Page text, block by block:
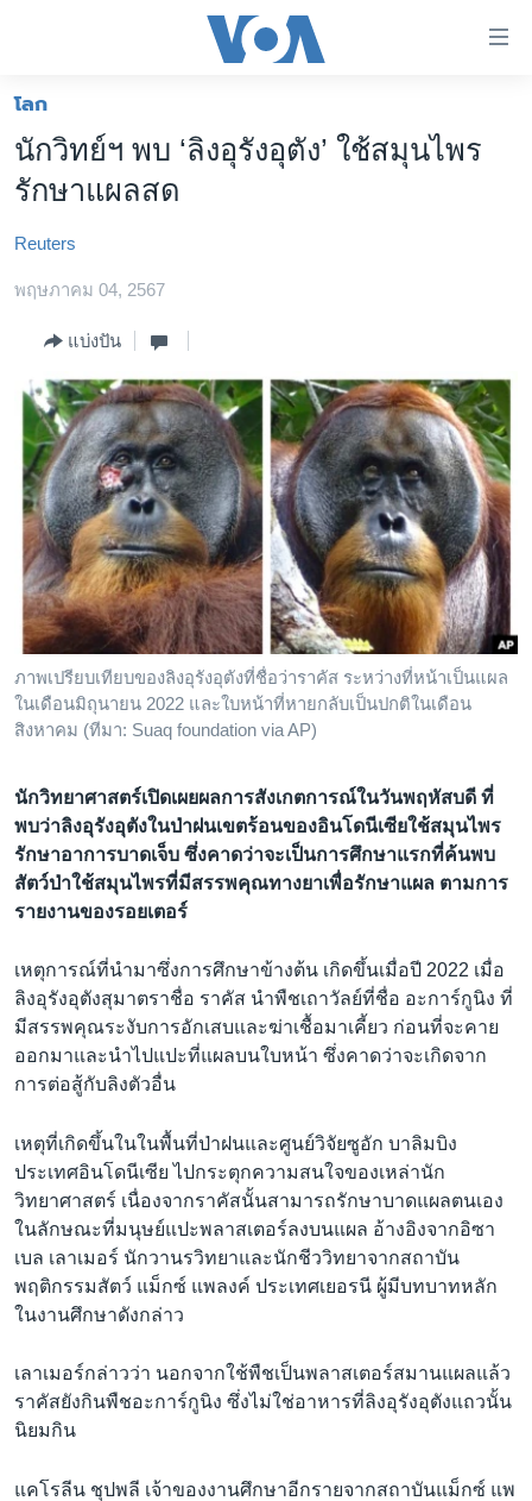
ต่อ
ข้าม
ไป
เนื้อหา
ข้าม
ไป
การ
ค้นหา
โลก
เอเชีย
สหรัฐฯ
ไทย
ธุรกิจ
วิทยาศาสตร์
สังคมและสุขภาพ
ไลฟ์สไตล์
ตรวจสอบข่าว
เรียนรู้ภาษาอังกฤษ
พอดคาสต์
ติดตามเรา
โลก
นักวิทย์ฯ พบ ‘ลิงอุรังอุตัง’ ใช้สมุนไพร
รักษาแผลสด
Reuters
พฤษภาคม 04, 2567
แบ่งปัน
ภาพเปรียบเทียบของลิงอุรังอุตังที่ชื่อว่าราคัส ระหว่างที่หน้าเป็นแผล
ในเดือนมิถุนายน 2022 และใบหน้าที่หายกลับเป็นปกติในเดือน
สิงหาคม (ทีมา: Suaq foundation via AP)
นักวิทยาศาสตร์เปิดเผยผลการสังเกตการณ์ในวันพฤหัสบดี ที่
พบว่าลิงอุรังอุตังในป่าฝนเขตร้อนของอินโดนีเซียใช้สมุนไพร
รักษาอาการบาดเจ็บ ซึ่งคาดว่าจะเป็นการศึกษาแรกที่ค้นพบ
สัตว์ป่าใช้สมุนไพรที่มีสรรพคุณทางยาเพื่อรักษาแผล ตามการ
รายงานของรอยเตอร์
เหตุการณ์ที่นำมาซึ่งการศึกษาข้างต้น เกิดขึ้นเมื่อปี 2022 เมื่อ
ลิงอุรังอุตังสุมาตราชื่อ ราคัส นำพืชเถาวัลย์ที่ชื่อ อะการ์กูนิง ที่
มีสรรพคุณระงับการอักเสบและฆ่าเชื้อมาเคี้ยว ก่อนที่จะคาย
ออกมาและนำไปแปะที่แผลบนใบหน้า ซึ่งคาดว่าจะเกิดจาก
การต่อสู้กับลิงตัวอื่น
เหตุที่เกิดขึ้นในในพื้นที่ป่าฝนและศูนย์วิจัยซูอัก บาลิมบิง
ประเทศอินโดนีเซีย ไปกระตุกความสนใจของเหล่านัก
วิทยาศาสตร์ เนื่องจากราคัสนั้นสามารถรักษาบาดแผลตนเอง
ในลักษณะที่มนุษย์แปะพลาสเตอร์ลงบนแผล อ้างอิงจากอิซา
เบล เลาเมอร์ นักวานรวิทยาและนักชีววิทยาจากสถาบัน
พฤติกรรมสัตว์ แม็กซ์ แพลงค์ ประเทศเยอรนี ผู้มีบทบาทหลัก
ในงานศึกษาดังกล่าว
เลาเมอร์กล่าวว่า นอกจากใช้พืชเป็นพลาสเตอร์สมานแผลแล้ว
ราคัสยังกินพืชอะการ์กูนิง ซึ่งไม่ใช่อาหารที่ลิงอุรังอุตังแถวนั้น
นิยมกิน
แคโรลีน ชุปพลี เจ้าของงานศึกษาอีกรายจากสถาบันแม็กซ์ แพ